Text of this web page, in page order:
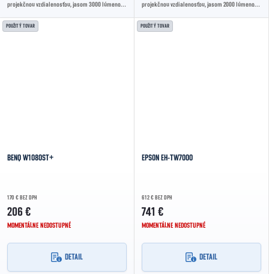
projekčnou vzdialenosťou, jasom 3000 lúmenov
aj...
projekčnou vzdialenosťou, jasom 2000 lúmenov a
POUŽITÝ TOVAR
BENQ W1080ST+
170 € BEZ DPH
206 €
MOMENTÁLNE NEDOSTUPNÉ
DETAIL
POUŽITÝ TOVAR
EPSON EH-TW7000
612 € BEZ DPH
741 €
MOMENTÁLNE NEDOSTUPNÉ
DETAIL